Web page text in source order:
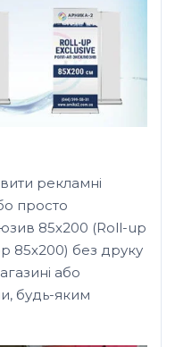
рекламні
просто
85х200 (Roll-up
85х200) без друку
або
будь-яким